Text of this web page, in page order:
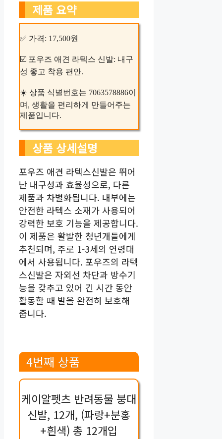
제품 요약
✅ 가격: 17,500원
☑️ 포우즈 애견 라텍스 신발: 내구
성 좋고 착용 편안.
☀️ 상품 식별번호는 7063578886이
며, 생활을 편리하게 만들어주는
제품입니다.
상품 상세설명
포우즈 애견 라텍스신발은 뛰어
난 내구성과 효율성으로, 다른
제품과 차별화됩니다. 내부에는
안전한 라텍스 소재가 사용되어
강력한 보호 기능을 제공합니다.
이 제품은 활발한 청년개들에게
추천되며, 주로 1-3세의 연령대
에서 사용됩니다. 포우즈의 라텍
스신발은 자외선 차단과 방수기
능을 갖추고 있어 긴 시간 동안
활동할 때 발을 완전히 보호해
줍니다.
4번째 상품
케이알펫츠 반려동물 붕대
신발, 12개, (파랑+분홍
+흰색) 총 12개입